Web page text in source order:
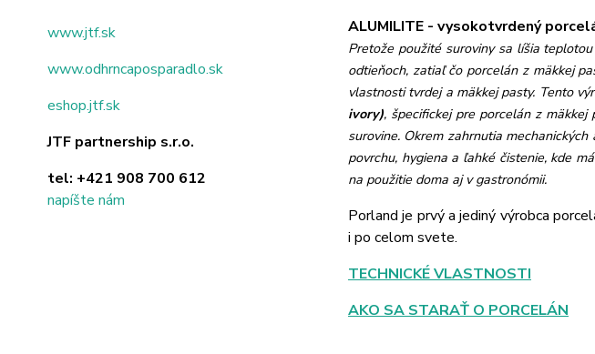
www.jtf.sk
www.odhrncaposparadlo.sk
eshop.jtf.sk
JTF partnership s.r.o.
tel: +421 908 700 612
napíšte nám
ALUMILITE - vysokotvrdený
Pretože použité suroviny sa líšia
odtieňoch, zatiaľ čo porcelán z mäkkej
vlastnosti tvrdej a mäkkej pasty. Tento
ivory), špecifickej pre porcelán z
surovine. Okrem zahrnutia
povrchu, hygiena a ľahké čistenie, kde
na použitie doma aj v gastronómii.
Porland je prvý a jediný výrobca
i po celom svete.
TECHNICKÉ VLASTNOSTI
AKO SA STARAŤ O PORCELÁN